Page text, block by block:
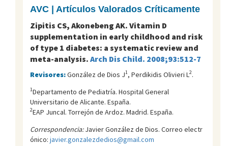
AVC | Artículos Valorados Críticamente
Zipitis CS, Akonebeng AK. Vitamin D
supplementation in early childhood and risk
of type 1 diabetes: a systematic review and
meta-analysis. Arch Dis Child. 2008;93:512-7
Revisores:González de Dios J1, Perdikidis Olivieri L 2.
1Departamento de Pediatría. Hospital General
Universitario de Alicante. España.
2EAP Juncal. Torrejón de Ardoz. Madrid. España.
Correspondencia:Javier González de Dios. Correo electr
ónico: javier.gonzalezdedios@gmail.com